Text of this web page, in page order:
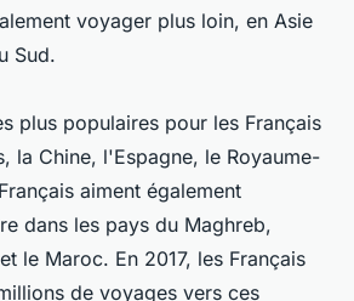
voyager plus loin, en Asie
Sud.
plus populaires pour les Français
la Chine, l'Espagne, le Royaume-
aiment également
dans les pays du Maghreb,
le Maroc. En 2017, les Français
de voyages vers ces